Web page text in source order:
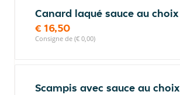
Canard laqué sauce au choix
€ 16,50
Consigne de (€ 0,00)
Scampis avec sauce au choix